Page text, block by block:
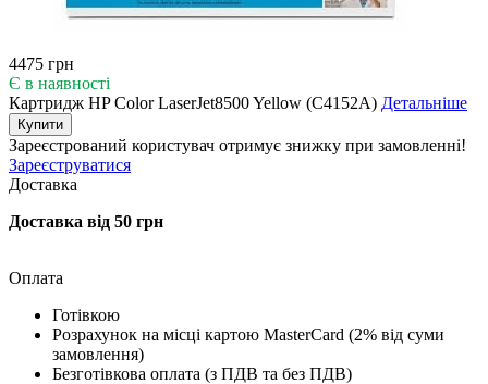
4475 грн
Є в наявності
Картридж HP Color LaserJet8500 Yellow (C4152A) Детальніше
Купити
Зареєстрований користувач отримує знижку при замовленні!
Зареєструватися
Доставка
Доставка від 50 грн
Оплата
Готівкою
Розрахунок на місці картою MasterCard (2% від суми
замовлення)
Безготівкова оплата (з ПДВ та без ПДВ)